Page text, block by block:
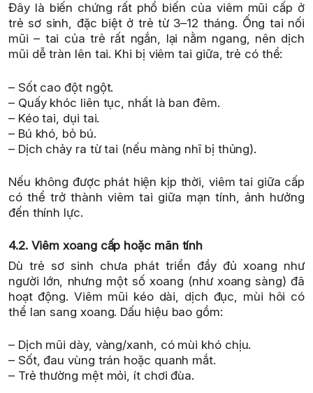
Đây là biến chứng rất phổ biến của viêm mũi cấp ở
trẻ sơ sinh, đặc biệt ở trẻ từ 3–12 tháng. Ống tai nối
mũi – tai của trẻ rất ngắn, lại nằm ngang, nên dịch
mũi dễ tràn lên tai. Khi bị viêm tai giữa, trẻ có thể:
– Sốt cao đột ngột.
– Quấy khóc liên tục, nhất là ban đêm.
– Kéo tai, dụi tai.
– Bú khó, bỏ bú.
– Dịch chảy ra từ tai (nếu màng nhĩ bị thủng).
Nếu không được phát hiện kịp thời, viêm tai giữa cấp
có thể trở thành viêm tai giữa mạn tính, ảnh hưởng
đến thính lực.
4.2. Viêm xoang cấp hoặc mãn tính
Dù trẻ sơ sinh chưa phát triển đầy đủ xoang như
người lớn, nhưng một số xoang (như xoang sàng) đã
hoạt động. Viêm mũi kéo dài, dịch đục, mùi hôi có
thể lan sang xoang. Dấu hiệu bao gồm:
– Dịch mũi dày, vàng/xanh, có mùi khó chịu.
– Sốt, đau vùng trán hoặc quanh mắt.
– Trẻ thường mệt mỏi, ít chơi đùa.